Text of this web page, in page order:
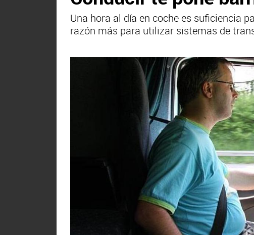
Una hora al día en coche es suficiencia
razón más para utilizar sistemas de